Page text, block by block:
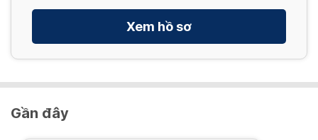
Xem hồ sơ
Gần đây